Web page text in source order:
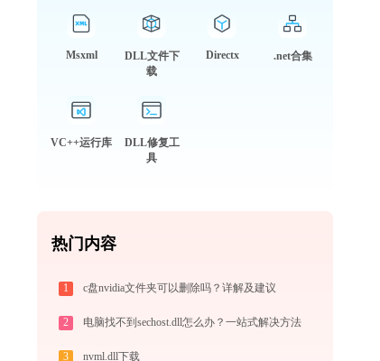
Msxml
DLL文件下
载
Directx .net合集
VC++运行库
DLL修复工
具
热门内容
1 c盘nvidia文件夹可以删除吗？详解及建议
2 电脑找不到sechost.dll怎么办？一站式解决方法
3 nvml.dll下载